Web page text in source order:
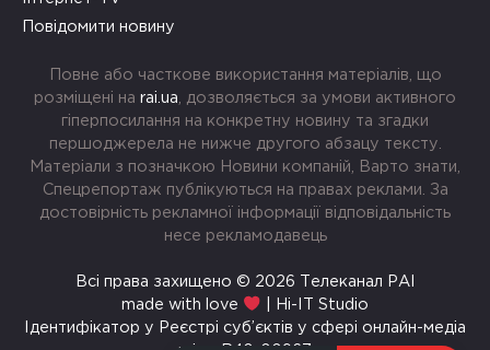
Повідомити новину
Повне або часткове використання матеріалів, що
розміщені на rai.ua , дозволяється за умови активного
гіперпосилання на конкретну новину та згадки
першоджерела не нижче другого абзацу тексту.
Матеріали з позначкою Новини компаній, Варто знати,
Спецрепортаж публікуються на правах реклами. За
достовірність рекламної інформації відповідальність
несе рекламодавець
Всі права захищено © 2026 Телеканал РАІ
made with love
| Hi-IT Studio
Ідентифікатор у Реєстрі суб’єктів у сфері онлайн-медіа